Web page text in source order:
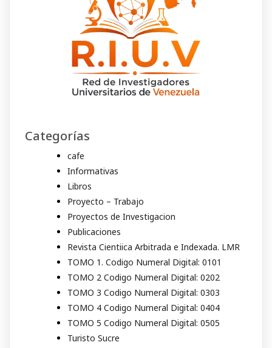
Categorías
cafe
Informativas
Libros
Proyecto – Trabajo
Proyectos de Investigacion
Publicaciones
Revista Cientiica Arbitrada e Indexada. LMR
TOMO 1. Codigo Numeral Digital: 0101
TOMO 2 Codigo Numeral Digital: 0202
TOMO 3 Codigo Numeral Digital: 0303
TOMO 4 Codigo Numeral Digital: 0404
TOMO 5 Codigo Numeral Digital: 0505
Turisto Sucre